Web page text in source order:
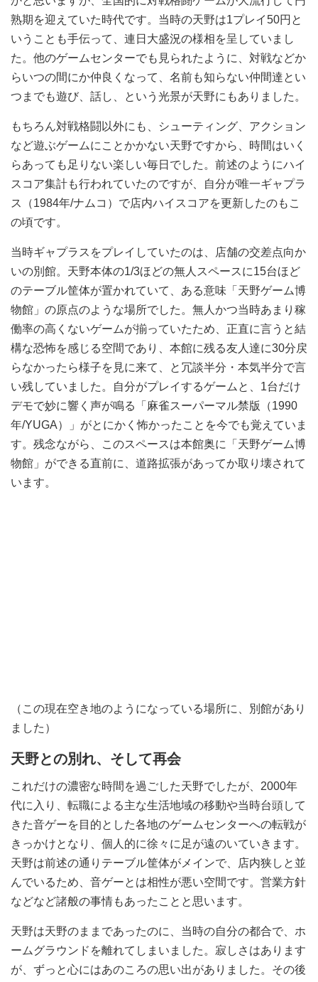
熟期を迎えていた時代です。当時の天野は1プレイ50円と
いうことも手伝って、連日大盛況の様相を呈していまし
た。他のゲームセンターでも見られたように、対戦などか
らいつの間にか仲良くなって、名前も知らない仲間達とい
つまでも遊び、話し、という光景が天野にもありました。
もちろん対戦格闘以外にも、シューティング、アクション
など遊ぶゲームにことかかない天野ですから、時間はいく
らあっても足りない楽しい毎日でした。前述のようにハイ
スコア集計も行われていたのですが、自分が唯一ギャプラ
ス（1984年/ナムコ）で店内ハイスコアを更新したのもこ
の頃です。
当時ギャプラスをプレイしていたのは、店舗の交差点向か
いの別館。天野本体の1/3ほどの無人スペースに15台ほど
のテーブル筐体が置かれていて、ある意味「天野ゲーム博
物館」の原点のような場所でした。無人かつ当時あまり稼
働率の高くないゲームが揃っていたため、正直に言うと結
構な恐怖を感じる空間であり、本館に残る友人達に30分戻
らなかったら様子を見に来て、と冗談半分・本気半分で言
い残していました。自分がプレイするゲームと、1台だけ
デモで妙に響く声が鳴る「麻雀スーパーマル禁版（1990
年/YUGA）」がとにかく怖かったことを今でも覚えていま
す。残念ながら、このスペースは本館奥に「天野ゲーム博
物館」ができる直前に、道路拡張があってか取り壊されて
います。
（この現在空き地のようになっている場所に、別館があり
ました）
天野との別れ、そして再会
これだけの濃密な時間を過ごした天野でしたが、2000年
代に入り、転職による主な生活地域の移動や当時台頭して
きた音ゲーを目的とした各地のゲームセンターへの転戦が
きっかけとなり、個人的に徐々に足が遠のいていきます。
天野は前述の通りテーブル筐体がメインで、店内狭しと並
んでいるため、音ゲーとは相性が悪い空間です。営業方針
などなど諸般の事情もあったことと思います。
天野は天野のままであったのに、当時の自分の都合で、ホ
ームグラウンドを離れてしまいました。寂しさはあります
が、ずっと心にはあのころの思い出がありました。その後